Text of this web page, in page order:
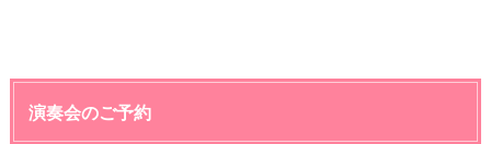
演奏会のご予約